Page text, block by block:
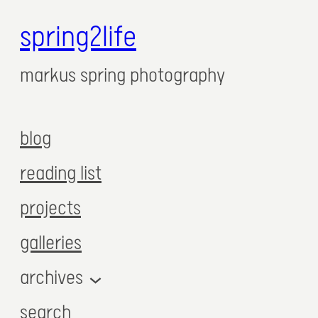
spring2life
markus spring photography
blog
reading list
projects
galleries
archives
search